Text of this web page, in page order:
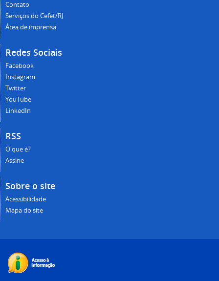
Contato
Serviços do Cefet/RJ
Área de imprensa
Redes Sociais
Facebook
Instagram
Twitter
YouTube
LinkedIn
RSS
O que é?
Assine
Sobre o site
Acessibilidade
Mapa do site